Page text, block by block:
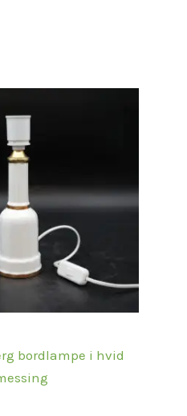
bordlampe i hvid